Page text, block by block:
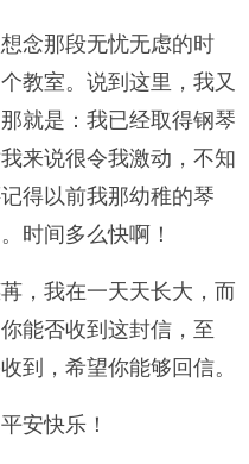
那段无忧无虑的时
教室。说到这里，我又
就是：我已经取得钢琴
来说很令我激动，不知
得以前我那幼稚的琴
时间多么快啊！
我在一天天长大，而
能否收到这封信，至
到，希望你能够回信。
安快乐！